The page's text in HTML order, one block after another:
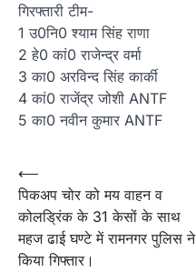
गिरफ्तारी टीम-
1 उ0नि0 श्याम सिंह राणा
2 हे0 कां0 राजेन्द्र वर्मा
3 का0 अरविन्द सिंह कार्की
4 कां0 राजेंद्र जोशी ANTF
5 का0 नवीन कुमार ANTF
Post
navigation
⟵
पिकअप चोर को मय वाहन व
कोलड्रिंक के 31 केसों के साथ
महज ढाई घण्टे में रामनगर पुलिस ने
किया गिफ्तार।